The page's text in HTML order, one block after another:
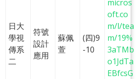
日大
學視
傳系
二
符號
設計
應用
蘇佩
萱
(四)9
-10
micros
oft.co
m/l/tea
m/19%
3aTMb
o1JdTa
EBfcsG